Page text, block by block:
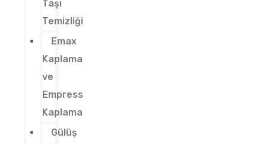
Taşı
Temizliği
Emax
Kaplama
ve
Empress
Kaplama
Gülüş